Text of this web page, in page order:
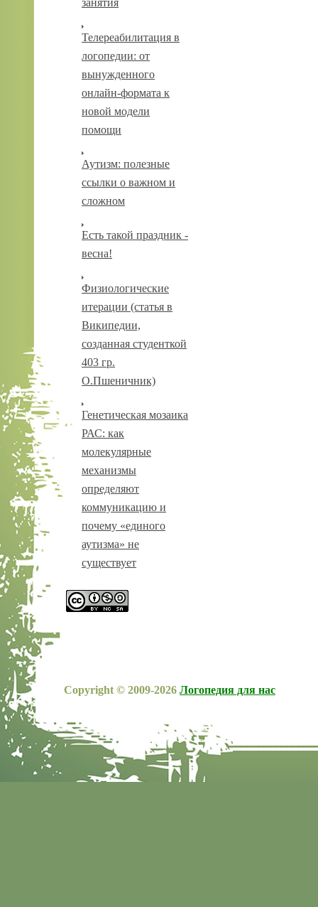
занятия
Телереабилитация в
логопедии: от
вынужденного
онлайн-формата к
новой модели
помощи
Аутизм: полезные
ссылки о важном и
сложном
Есть такой праздник -
весна!
Физиологические
итерации (статья в
Википедии,
созданная студенткой
403 гр.
О.Пшеничник)
Генетическая мозаика
РАС: как
молекулярные
механизмы
определяют
коммуникацию и
почему «единого
аутизма» не
существует
Copyright © 2009-2026 Логопедия для нас